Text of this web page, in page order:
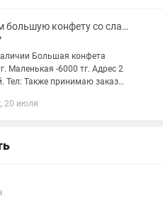
Продам большую конфету со сладостями
Большая конфета
Маленькая -6000 тг. Адрес 2
заказ
и большие, торт из киндера,
20 июля